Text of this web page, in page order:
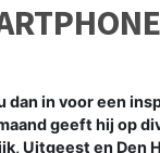
dan in voor een
geeft hij op
Uitgeest en Den